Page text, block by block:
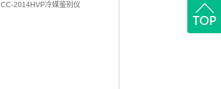
CC-2014HVP冷媒鉴别仪